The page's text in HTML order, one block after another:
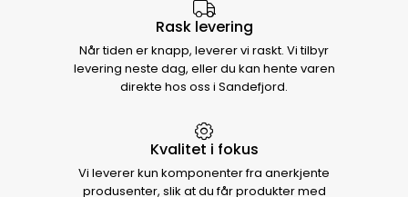
Rask levering
Når tiden er knapp, leverer vi raskt. Vi tilbyr
levering neste dag, eller du kan hente varen
direkte hos oss i Sandefjord.
Kvalitet i fokus
Vi leverer kun komponenter fra anerkjente
produsenter, slik at du får produkter med